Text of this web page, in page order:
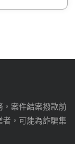
，案件結案撥款前
，可能為詐騙集